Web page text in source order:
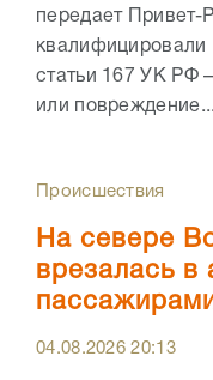
передает Привет-
квалифицировали
статьи 167 УК РФ
или повреждение...
Происшествия
На севере
врезалась
04.08.202620:13